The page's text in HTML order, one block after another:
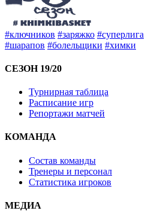
#ключников #заряжко #суперлига
#шарапов #болельщики #химки
СЕЗОН 19/20
Турнирная таблица
Расписание игр
Репортажи матчей
КОМАНДА
Состав команды
Тренеры и персонал
Статистика игроков
МЕДИА